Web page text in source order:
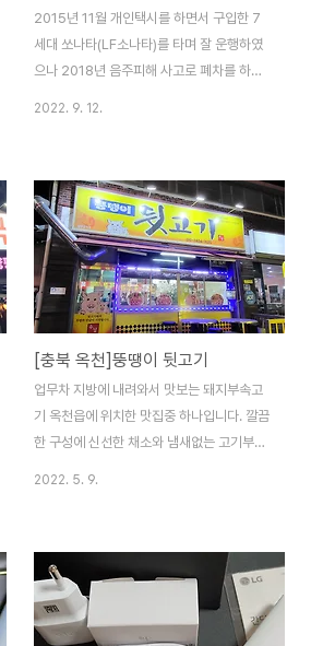
2015년 11월 개인택시를 하면서 구입한 7
세대 쏘나타(LF소나타)를 타며 잘 운행하였
으나 2018년 음주피해 사고로 폐차를 하게
2월에 만 5년이 된다. 최근 급속도로 변하는
사회를 보면서 이제 직업도 없어지는 세상이
성큼 다가올것 같은 예감이 든다. 개인적으로
는 아직 멀었다고 생각이 든다. 내년 2월 만
5년을 계기로 전기차로 갈지 아니면 1~2년
더 두고볼지 생각도 할겸 개인적으로 호감이
가는 모델을 한번 시승하기로 했다. 현대의
프리미엄 브랜드 제네시스(창세기)에서 나온
중대형 세단 G80이다. 이 모델은 3번째 모
델..
2022. 9. 12.
[충북 옥천]뚱땡이 뒷고기
업무차 지방에 내려와서 맛보는 돼지부속고
기 옥천읍에 위치한 맛집중 하나입니다. 깔끔
한 구성에 신선한 채소와 냄새없는 고기부위
2022. 5. 9.